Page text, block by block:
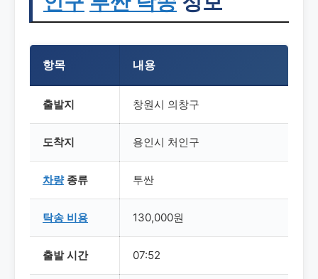
항목 내용
출발지 창원시 의창구
도착지 용인시 처인구
차량종류 투싼
탁송 비용 130,000원
출발 시간 07:52